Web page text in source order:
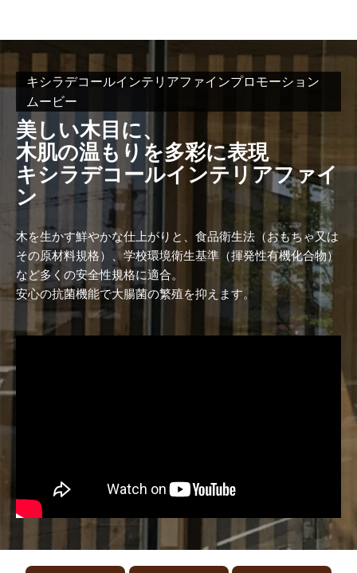
キシラデコールインテリアファインプロモーション
ムービー
美しい木目に、
木肌の温もりを多彩に表現
キシラデコールインテリアファイ
ン
木を生かす鮮やかな仕上がりと、食品衛生法（おもちゃ又は
その原材料規格）、学校環境衛生基準（揮発性有機化合物）
など多くの安全性規格に適合。
安心の抗菌機能で大腸菌の繁殖を抑えます。